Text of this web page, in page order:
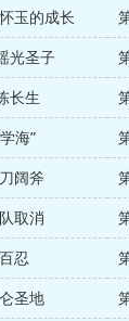
玉的成长
光圣子
长生
海”
阔斧
取消
忍
圣地